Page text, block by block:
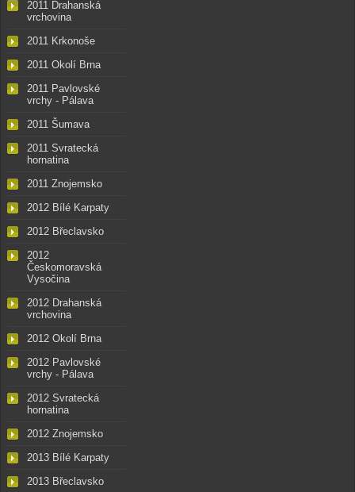
2011 Drahanská
vrchovina
2011 Krkonoše
2011 Okolí Brna
2011 Pavlovské
vrchy - Pálava
2011 Šumava
2011 Svratecká
hornatina
2011 Znojemsko
2012 Bílé Karpaty
2012 Břeclavsko
2012
Českomoravská
Vysočina
2012 Drahanská
vrchovina
2012 Okolí Brna
2012 Pavlovské
vrchy - Pálava
2012 Svratecká
hornatina
2012 Znojemsko
2013 Bílé Karpaty
2013 Břeclavsko